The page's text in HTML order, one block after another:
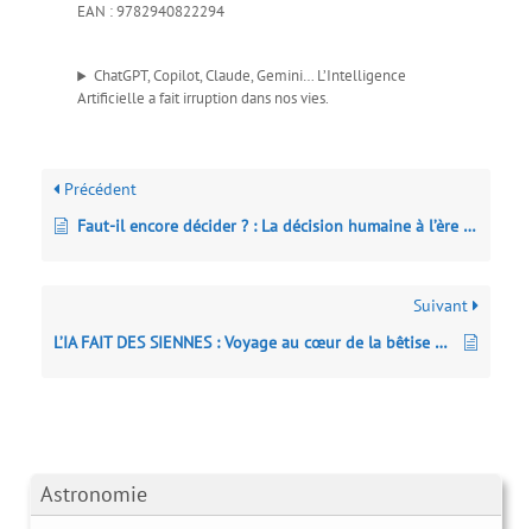
Astronomie
EAN : 9782940822294
ChatGPT, Copilot, Claude, Gemini… L’Intelligence
Artificielle a fait irruption dans nos vies.
Précédent
Faut-il encore décider ? : La décision humaine à l’ère de l’intelligence artificielle
Suivant
L’IA FAIT DES SIENNES : Voyage au cœur de la bêtise artificielle